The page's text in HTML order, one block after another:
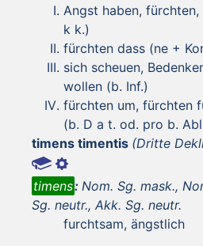
Angst haben,
k k.)
fürchten dass (ne +
sich scheuen,
wollen (b. Inf.)
fürchten um, fürchten
(b. D a t. od. pro b.
timens timentis (Dritte
timens: Nom. Sg. mask.,
Sg. neutr., Akk. Sg. neutr.
furchtsam, ängstlich